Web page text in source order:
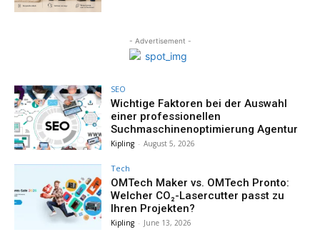
- Advertisement -
SEO
Wichtige Faktoren bei der Auswahl
einer professionellen
Suchmaschinenoptimierung Agentur
Kipling - August 5, 2026
Tech
OMTech Maker vs. OMTech Pronto:
Welcher CO₂-Lasercutter passt zu
Ihren Projekten?
Kipling - June 13, 2026